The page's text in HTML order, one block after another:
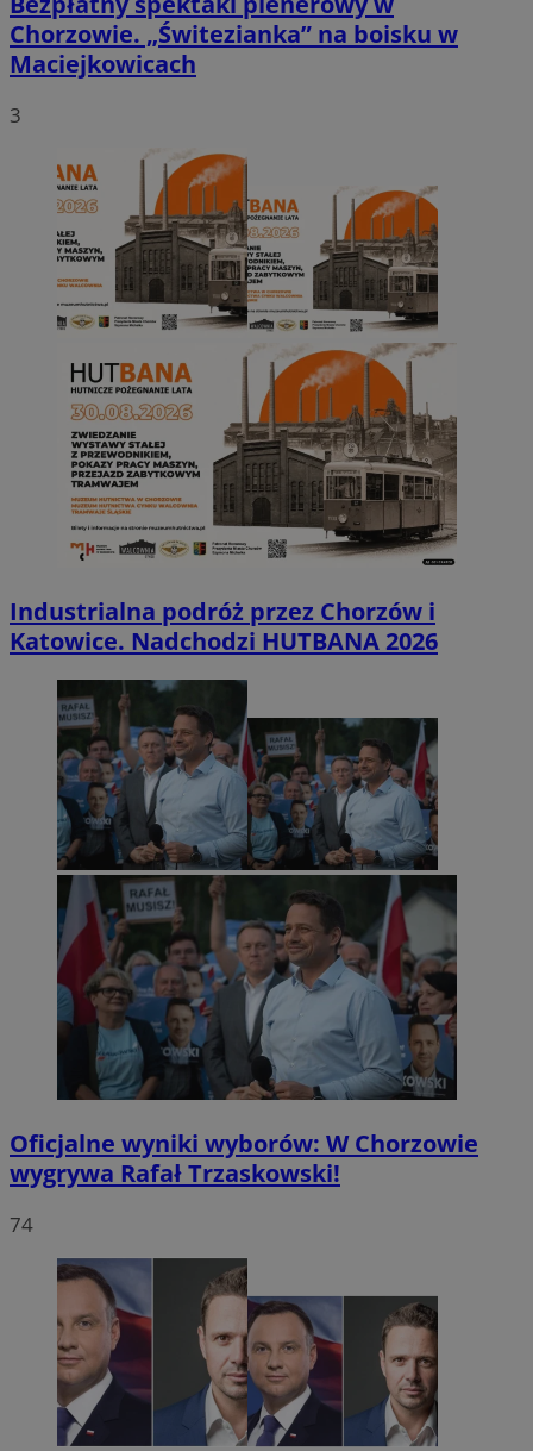
Chorzowie. „Świtezianka” na boisku w
Maciejkowicach
3
Industrialna podróż przez Chorzów i
Katowice. Nadchodzi HUTBANA 2026
Oficjalne wyniki wyborów: W Chorzowie
wygrywa Rafał Trzaskowski!
74